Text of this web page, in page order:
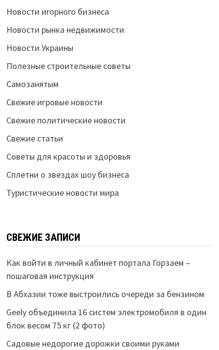
Новости игорного бизнеса
Новости рынка недвижимости
Новости Украины
Полезные строительные советы
Самозанятым
Свежие игровые новости
Свежие политические новости
Свежие статьи
Советы для красоты и здоровья
Сплетни о звездах шоу бизнеса
Туристические новости мира
СВЕЖИЕ ЗАПИСИ
Как войти в личный кабинет портала Горзаем –
пошаговая инструкция
В Абхазии тоже выстроились очереди за бензином
Geely объединила 16 систем электромобиля в один
блок весом 75 кг (2 фото)
Садовые недорогие дорожки своими руками